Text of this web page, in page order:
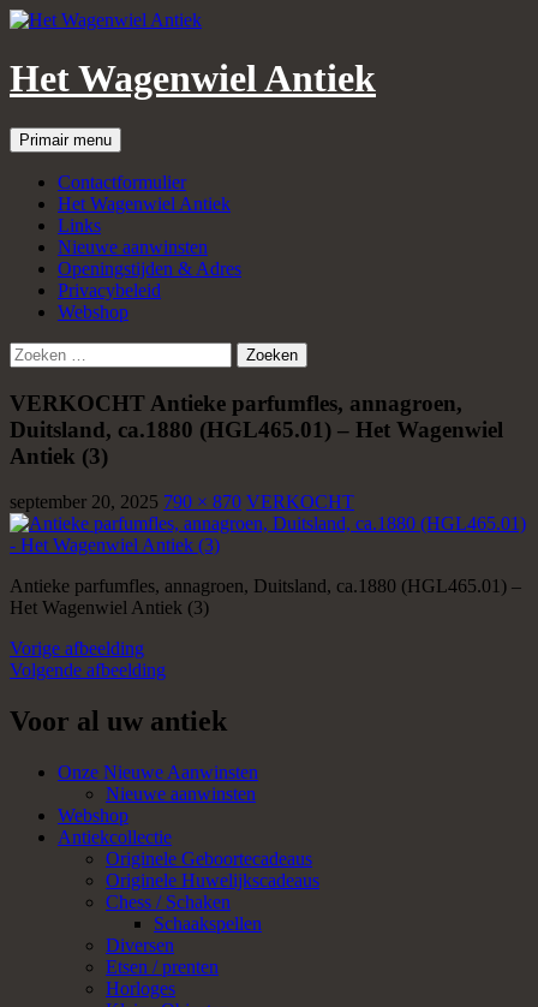
Het Wagenwiel Antiek
Zoeken
Primair menu
naar
inhoud
Contactformulier
Het Wagenwiel Antiek
Links
Nieuwe aanwinsten
Openingstijden & Adres
Privacybeleid
Webshop
Zoeken
naar:
VERKOCHT Antieke parfumfles, annagroen,
Duitsland, ca.1880 (HGL465.01) – Het Wagenwiel
Antiek (3)
september 20, 2025 790 × 870 VERKOCHT
Antieke parfumfles, annagroen, Duitsland, ca.1880 (HGL465.01) –
Het Wagenwiel Antiek (3)
Vorige afbeelding
Volgende afbeelding
Voor al uw antiek
Onze Nieuwe Aanwinsten
Nieuwe aanwinsten
Webshop
Antiekcollectie
Originele Geboortecadeaus
Originele Huwelijkscadeaus
Chess / Schaken
Schaakspellen
Diversen
Etsen / prenten
Horloges